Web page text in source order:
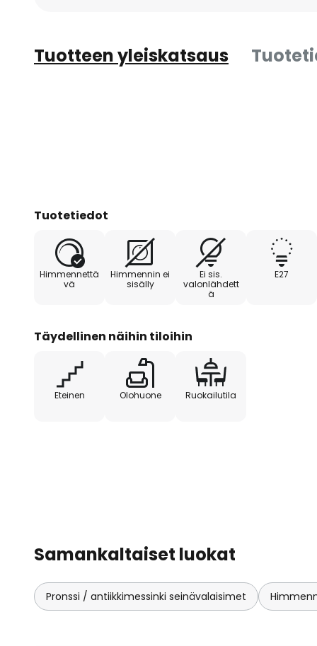
Tuotteen yleiskatsaus
Tuotetiedot
Himmennettä
vä
Himmennin ei
sisälly
Ei sis.
valonlähdett
ä
E27
Täydellinen näihin tiloihin
Eteinen Olohuone Ruokailutila
Samankaltaiset luokat
Pronssi / antiikkimessinki seinävalaisimet